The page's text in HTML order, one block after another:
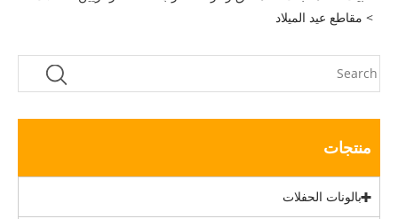
> مقاطع عيد الميلاد
منتجات
بالونات الحفلات